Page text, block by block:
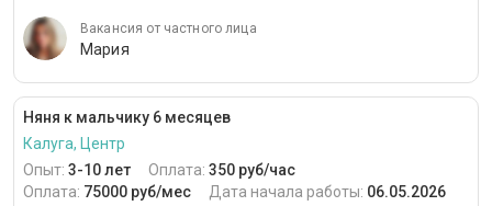
Вакансия от частного лица
Мария
Няня к мальчику 6 месяцев
Калуга, Центр
Опыт: 3-10 лет Оплата: 350 руб/час
Оплата: 75000 руб/мес Дата начала работы: 06.05.2026